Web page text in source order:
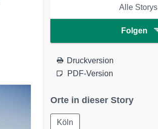
Alle Storys
Folgen
Druckversion
PDF-Version
Orte in dieser Story
Köln